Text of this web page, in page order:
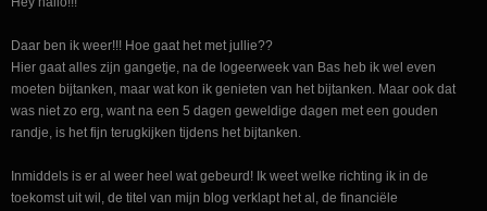
Daar ben ik weer!!! Hoe gaat het met jullie??
Hier gaat alles zijn gangetje, na de logeerweek van Bas heb ik wel even
moeten bijtanken, maar wat kon ik genieten van het bijtanken. Maar ook dat
was niet zo erg, want na een 5 dagen geweldige dagen met een gouden
randje, is het fijn terugkijken tijdens het bijtanken.
Inmiddels is er al weer heel wat gebeurd! Ik weet welke richting ik in de
toekomst uit wil, de titel van mijn blog verklapt het al, de financiële